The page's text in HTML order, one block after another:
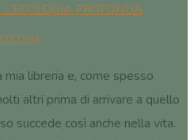
PROFONDA
libreria e, come spesso
altri prima di arrivare a quello
succede così anche nella vita.